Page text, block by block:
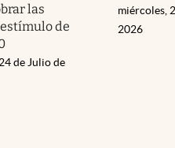
las
de
de Julio de
miércoles,
2026